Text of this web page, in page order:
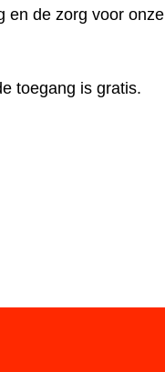
en de zorg voor onze
toegang is gratis.